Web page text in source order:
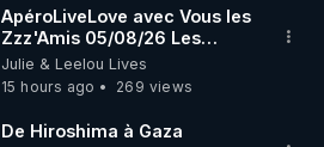
ApéroLiveLove avec Vous les
Zzz'Amis 05/08/26 Les
Zzz'Infos Bonheur de Leelou
Julie & Leelou Lives
15 hours ago
269 views
De Hiroshima à Gaza